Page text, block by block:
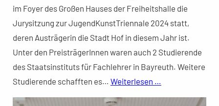
im Foyer des Großen Hauses der Freiheitshalle die
Jurysitzung zur JugendKunstTriennale 2024 statt,
deren Austrägerin die Stadt Hof in diesem Jahr ist.
Unter den PreisträgerInnen waren auch 2 Studierende
des Staatsinstituts für Fachlehrer in Bayreuth. Weitere
Studierende schafften es… Weiterlesen …